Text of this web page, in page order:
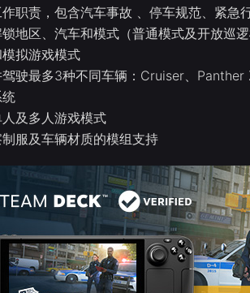
职责，包含汽车事故 、停车规范、紧急
地区、汽车和模式（普通模式及开放巡逻
拟游戏模式
驶最多3种不同车辆：Cruiser、
及多人游戏模式
服及车辆材质的模组支持